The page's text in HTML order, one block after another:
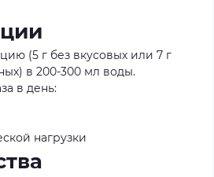
(5 г без вкусовых или 7 г
в 200-300 мл воды.
в день:
нагрузки